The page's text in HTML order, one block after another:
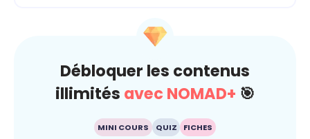
Débloquer les contenus
illimités avec NOMAD+ 🎯
MINI COURS QUIZ FICHES